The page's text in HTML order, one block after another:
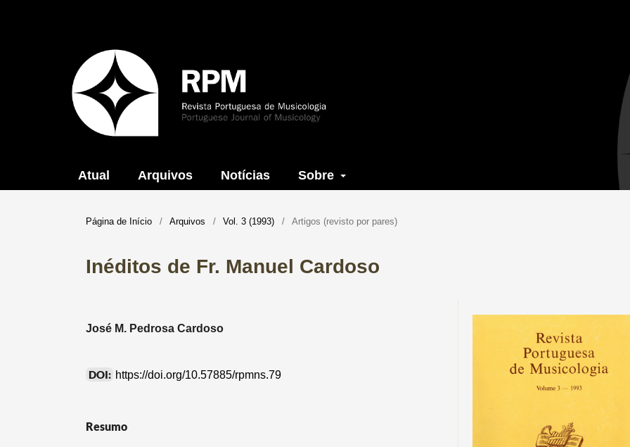
Atual Arquivos Notícias Sobre
Página de Início / Arquivos / Vol. 3 (1993) / Artigos (revisto por pares)
Inéditos de Fr. Manuel Cardoso
José M. Pedrosa Cardoso
DOI: https://doi.org/10.57885/rpmns.79
Resumo